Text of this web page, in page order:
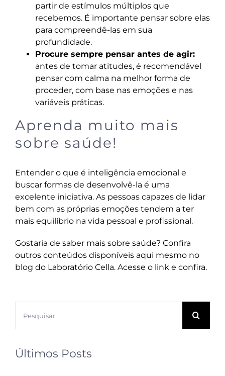
partir de estímulos múltiplos que
recebemos. É importante pensar sobre elas
para compreendê-las em sua
profundidade.
Procure sempre pensar antes de agir:
antes de tomar atitudes, é recomendável
pensar com calma na melhor forma de
proceder, com base nas emoções e nas
variáveis práticas.
Aprenda muito mais
sobre saúde!
Entender o que é inteligência emocional e
buscar formas de desenvolvê-la é uma
excelente iniciativa. As pessoas capazes de lidar
bem com as próprias emoções tendem a ter
mais equilíbrio na vida pessoal e profissional.
Gostaria de saber mais sobre saúde? Confira
outros conteúdos disponíveis aqui mesmo no
blog do Laboratório Cella. Acesse o link e confira.
resultados
Últimos Posts